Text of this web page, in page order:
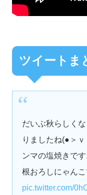
ツイートま
だいぶ秋らしく
りましたね(●＞
ンマの塩焼きで
根おろしにゃん
pic.twitter.com/